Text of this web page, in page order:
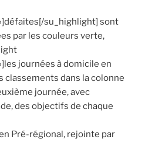
su_highlight] sont
par les couleurs verte,
journées à domicile en
classements dans la colonne
journée, avec
des objectifs de chaque
Pré-régional, rejointe par